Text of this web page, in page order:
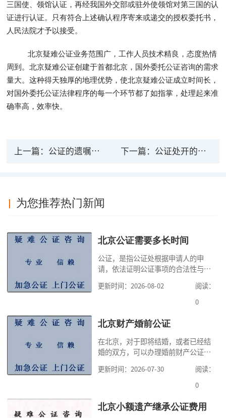
三国使、领馆认证，再经我国外交部或驻外使领馆对第三国的认
证进行认证。只有符合上述确认程序寄来或递交的授权委托书，
人民法院才予以接受。
北京疑难公证业务范围广，工作人员技术精良，态度热情
周到。北京疑难公证创建于首都北京，国外委托公证咨询的需求
量大。这种得天独厚的地理优势，使北京疑难公证成立时间长，
对国外委托公证法律程序的每一个环节都了如指掌，处理起来准
确率高，效率快。
上一篇： 公证的遗嘱有法律效力吗？ 遗嘱有哪几种形式？ 下一篇： 公证处开的公证书有法律效力吗 公证的一般程序有那些
为您推荐热门新闻
北京公证需要多长时间
公证，是指公证处根据申请人的申
请，依法证明公证事项的合法性与真
高公证事项的效力，固定证据，但是
很多人不知道在北京办理公证需要多
家，办理公证的时候除了需要按照公
道北京公证需要什么材料,北京公证需
要多少钱？北京公
更新时间：2026-08-02
阅读：
0
北京财产婚前公证
在北京，对于即将结婚，或者已经结
婚的双方，可以办理婚前财产公证，
式，可以避免个人财产引发的纠纷，
但是，在北京办理婚前财产公证，除
料外，公证咨询告诉大家，我们有必
更新时间：2026-07-30
阅读：
0
北京小额遗产继承公证费用